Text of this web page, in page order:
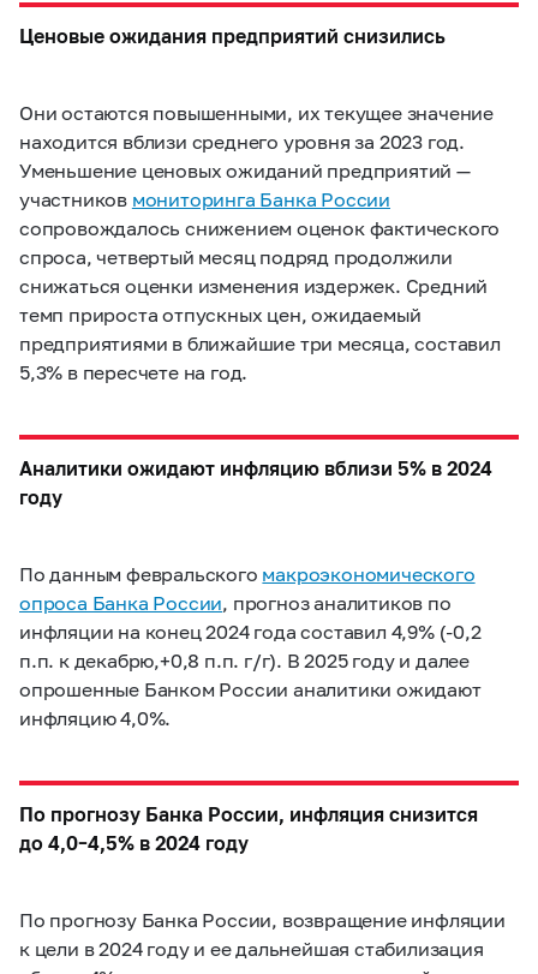
Ценовые ожидания предприятий снизились
Они остаются повышенными, их текущее значение
находится вблизи среднего уровня за 2023 год.
Уменьшение ценовых ожиданий предприятий —
участников мониторинга Банка России
сопровождалось снижением оценок фактического
спроса, четвертый месяц подряд продолжили
снижаться оценки изменения издержек. Средний
темп прироста отпускных цен, ожидаемый
предприятиями в ближайшие три месяца, составил
5,3% в пересчете на год.
Аналитики ожидают инфляцию вблизи 5% в 2024
году
По данным февральского макроэкономического
опроса Банка России, прогноз аналитиков по
инфляции на конец 2024 года составил 4,9% (-0,2
п.п. к декабрю,+0,8 п.п. г/г). В 2025 году и далее
опрошенные Банком России аналитики ожидают
инфляцию 4,0%.
По прогнозу Банка России, инфляция снизится
до 4,0–4,5% в 2024 году
По прогнозу Банка России, возвращение инфляции
к цели в 2024 году и ее дальнейшая стабилизация